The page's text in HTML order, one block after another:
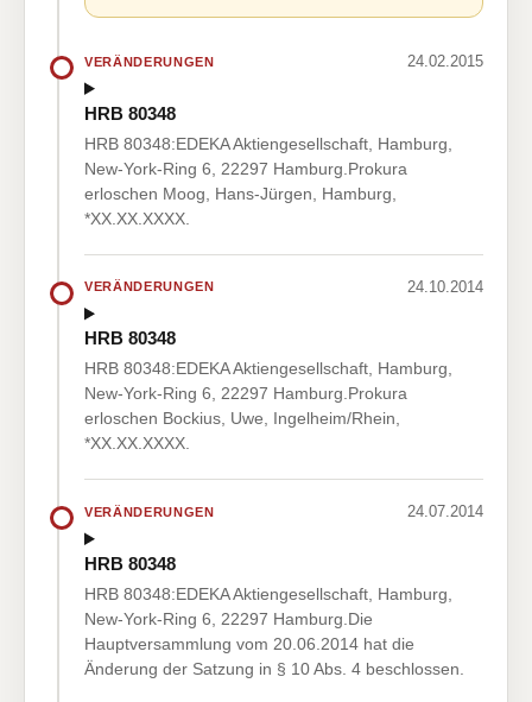
VERÄNDERUNGEN 24.02.2015
HRB 80348
HRB 80348:EDEKA Aktiengesellschaft, Hamburg,
New-York-Ring 6, 22297 Hamburg.Prokura
erloschen Moog, Hans-Jürgen, Hamburg,
*XX.XX.XXXX.
VERÄNDERUNGEN 24.10.2014
HRB 80348
HRB 80348:EDEKA Aktiengesellschaft, Hamburg,
New-York-Ring 6, 22297 Hamburg.Prokura
erloschen Bockius, Uwe, Ingelheim/Rhein,
*XX.XX.XXXX.
VERÄNDERUNGEN 24.07.2014
HRB 80348
HRB 80348:EDEKA Aktiengesellschaft, Hamburg,
New-York-Ring 6, 22297 Hamburg.Die
Hauptversammlung vom 20.06.2014 hat die
Änderung der Satzung in § 10 Abs. 4 beschlossen.